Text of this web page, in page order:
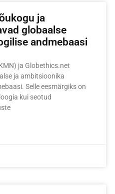
ja
globaalse
andmebaasi
ja Globethics.net
ja ambitsioonika
Selle eesmärgiks on
kui seotud